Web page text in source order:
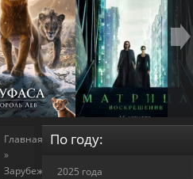
Главная
»
Зарубежные
По году:
2025 года